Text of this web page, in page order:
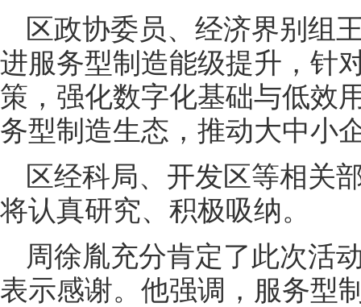
区政协委员、经济界别组
进服务型制造能级提升，针
策，强化数字化基础与低效
务型制造生态，推动大中小
区经科局、开发区等相关
将认真研究、积极吸纳。
周徐胤充分肯定了此次活
表示感谢。他强调，服务型